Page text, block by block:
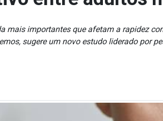
mais importantes que afetam a rapidez
sugere um novo estudo liderado por